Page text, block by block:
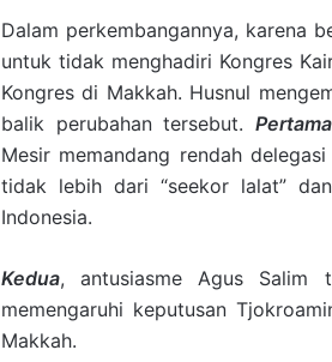
Dalam perkembangannya, karena
untuk tidak menghadiri Kongres
Kongres di Makkah. Husnul
balik perubahan tersebut.Pertama
Mesir memandang rendah
tidak lebih dari “seekor lalat”
Indonesia.
Kedua, antusiasme Agus Salim
memengaruhi keputusan
Makkah.